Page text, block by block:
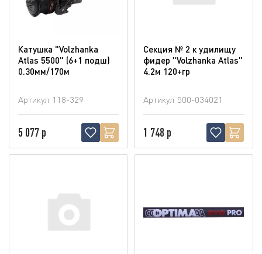
Катушка "Volzhanka
Atlas 5500" (6+1 подш)
0.30мм/170м
Артикул 118-329
5 077 р
Секция № 2 к удилищу
фидер "Volzhanka Atlas"
4.2м 120+гр
Артикул 500-034021
1 748 р